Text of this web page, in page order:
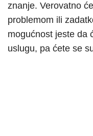
znanje. Verovatno
problemom ili
mogućnost jeste da
uslugu, pa ćete se